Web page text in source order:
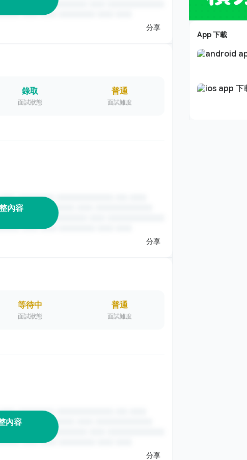
分享
錄取
面試狀態
普通
面試難度
內容
分享
等待中
面試狀態
普通
面試難度
內容
分享
App 下載